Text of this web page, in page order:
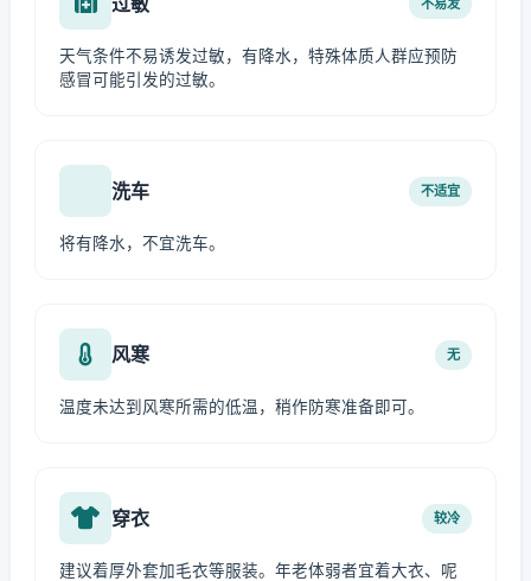
天气条件不易诱发过敏，有降水，特殊体质人群应预防
感冒可能引发的过敏。
洗车 不适宜
将有降水，不宜洗车。
风寒 无
温度未达到风寒所需的低温，稍作防寒准备即可。
穿衣 较冷
建议着厚外套加毛衣等服装。年老体弱者宜着大衣、呢